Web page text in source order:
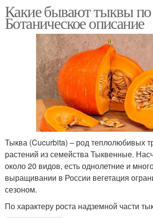
Какие бывают тыквы по
Ботаническое описание
Тыква (Cucurbita) – род теплолюбивых
растений из семейства Тыквенные.
около 20 видов, есть однолетние и
выращивании в России вегетация
сезоном.
По характеру роста надземной части